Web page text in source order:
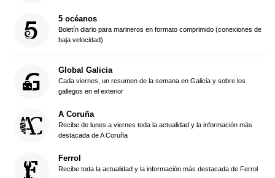
5 océanos
Boletín diario para marineros en formato comprimido (conexiones de
baja velocidad)
Global Galicia
Cada viernes, un resumen de la semana en Galicia y sobre los
gallegos en el exterior
A Coruña
Recibe de lunes a viernes toda la actualidad y la información más
destacada de A Coruña
Ferrol
Recibe toda la actualidad y la información más destacada de Ferrol